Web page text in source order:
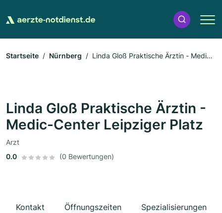
Startseite Nürnberg
Linda Gloß Praktische Ärztin - Medic-
Linda Gloß Praktische Ärztin -
Medic-Center Leipziger Platz
Arzt
0.0
(0 Bewertungen)
Kontakt Öffnungszeiten Spezialisierungen